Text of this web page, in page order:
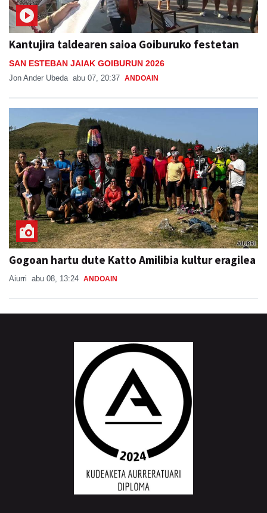
Kantujira taldearen saioa Goiburuko festetan
SAN ESTEBAN JAIAK GOIBURUN 2026
Jon Ander Ubeda abu 07, 20:37 ANDOAIN
Gogoan hartu dute Katto Amilibia kultur eragilea
Aiurri abu 08, 13:24 ANDOAIN